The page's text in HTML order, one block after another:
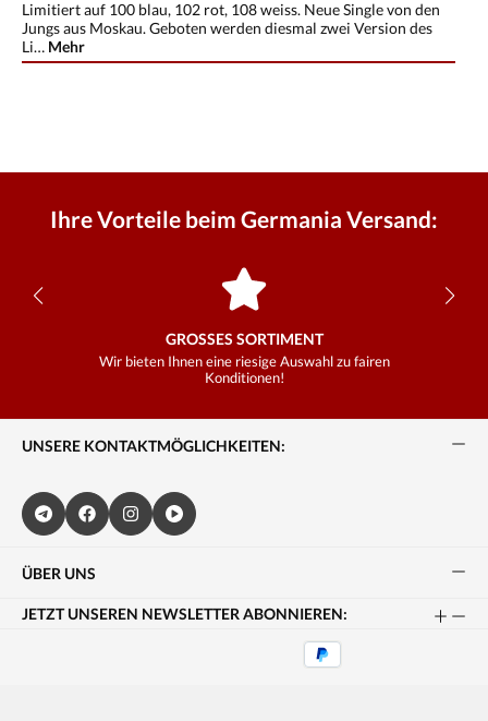
Limitiert auf 100 blau, 102 rot, 108 weiss. Neue Single von den
Jungs aus Moskau. Geboten werden diesmal zwei Version des
Li… Mehr
Ihre Vorteile beim Germania Versand:
GROSSES SORTIMENT
Wir bieten Ihnen eine riesige Auswahl zu fairen
Konditionen!
UNSERE KONTAKTMÖGLICHKEITEN:
ÜBER UNS
JETZT UNSEREN NEWSLETTER ABONNIEREN: